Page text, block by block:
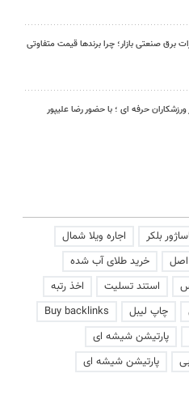
برق صنعتی بازار؛ چرا برندها قیمت متفاوتی
حرفه ای ؛ با حضور رضا علیپور
بلکر
اجاره ویلا شمال
اصل
خرید طلای آب شده
استند تسلیت
اخذ رتبه
چاپ لیبل
Buy backlinks
پارتیشن شیشه ای
پارتیشن شیشه ای